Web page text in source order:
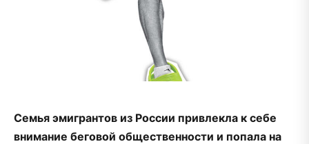
Семья эмигрантов из России привлекла к себе
внимание беговой общественности и попала на